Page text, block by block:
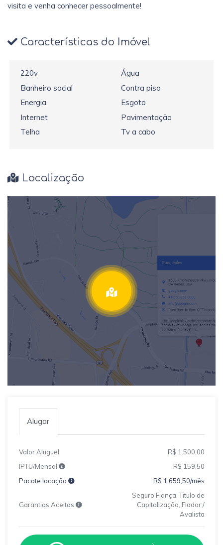
visita e venha conhecer pessoalmente!
Características do Imóvel
220v
Água
Banheiro social
Contra piso
Energia
Esgoto
Internet
Pavimentação
Telha
Tv a cabo
Localização
Alugar
Valor Aluguel
R$ 1.500,00
IPTU/Mensal
R$ 159,50
Pacote locação
R$ 1.659,50/mês
Garantias Aceitas
Seguro Fiança, Titulo de
Capitalização, Fiador /
Avalista